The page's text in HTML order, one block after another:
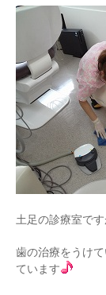
土足の診療室で
歯の治療をうけ
ています